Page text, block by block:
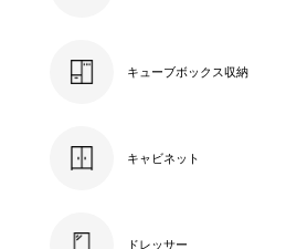
キューブボックス収納
キャビネット
ドレッサー